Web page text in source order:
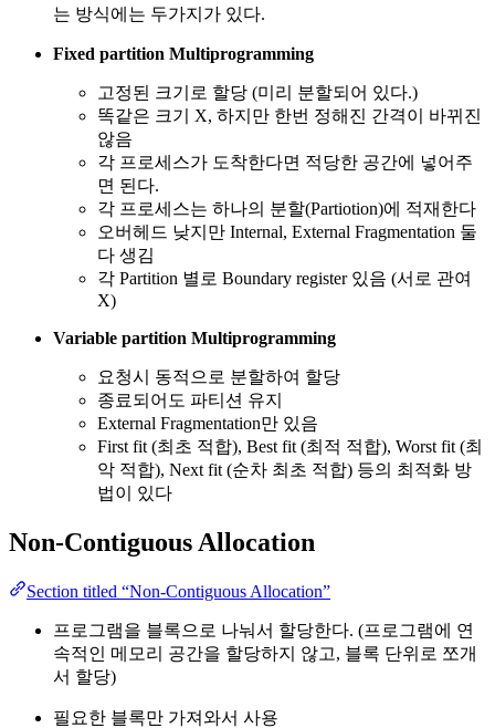
는 방식에는 두가지가 있다.
Fixed partition Multiprogramming
고정된 크기로 할당 (미리 분할되어 있다.)
똑같은 크기 X, 하지만 한번 정해진 간격이 바뀌진
않음
각 프로세스가 도착한다면 적당한 공간에 넣어주
면 된다.
각 프로세스는 하나의 분할(Partiotion)에 적재한다
오버헤드 낮지만 Internal, External Fragmentation 둘
다 생김
각 Partition 별로 Boundary register 있음 (서로 관여
X)
Variable partition Multiprogramming
요청시 동적으로 분할하여 할당
종료되어도 파티션 유지
External Fragmentation만 있음
First fit (최초 적합), Best fit (최적 적합), Worst fit (최
악 적합), Next fit (순차 최초 적합) 등의 최적화 방
법이 있다
Non-Contiguous Allocation
Section titled “Non-Contiguous Allocation”
프로그램을 블록으로 나눠서 할당한다. (프로그램에 연
속적인 메모리 공간을 할당하지 않고, 블록 단위로 쪼개
서 할당)
필요한 블록만 가져와서 사용